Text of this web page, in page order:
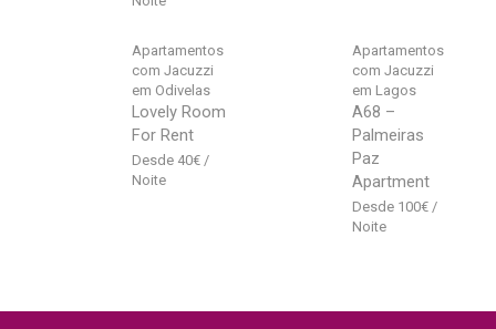
Apartamentos
com Jacuzzi
em Odivelas
Lovely Room
For Rent
40€
Apartamentos
com Jacuzzi
em Lagos
A68 –
Palmeiras
Paz
Apartment
100€